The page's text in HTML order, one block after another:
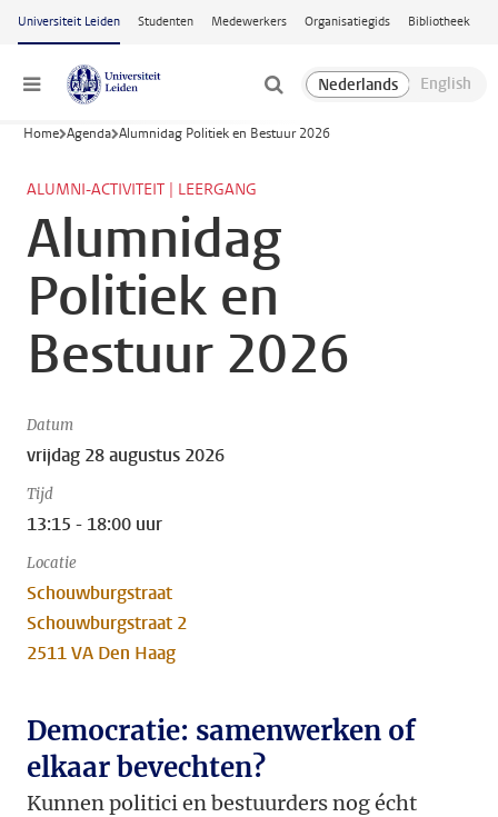
Ga naar hoofdinhoud
Universiteit Leiden Studenten Medewerkers Organisatiegids Bibliotheek
Menu
Home Agenda Alumnidag Politiek en Bestuur 2026
ALUMNI-ACTIVITEIT | LEERGANG
Alumnidag
Politiek en
Bestuur 2026
Datum
vrijdag 28 augustus 2026
Tijd
13:15 - 18:00 uur
Locatie
Schouwburgstraat
Schouwburgstraat 2
2511 VA Den Haag
Democratie: samenwerken of
elkaar bevechten?
Kunnen politici en bestuurders nog écht